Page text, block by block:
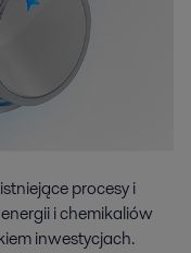
procesy i
i chemikaliów
inwestycjach.